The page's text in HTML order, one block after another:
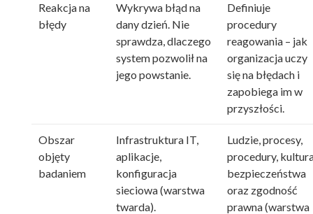
Reakcja na
błędy
Wykrywa błąd na
dany dzień. Nie
sprawdza, dlaczego
system pozwolił na
jego powstanie.
Definiuje
procedury
reagowania – jak
organizacja uczy
się na błędach i
zapobiega im w
przyszłości.
Obszar
objęty
badaniem
Infrastruktura IT,
aplikacje,
konfiguracja
sieciowa (warstwa
twarda).
Ludzie, procesy,
procedury,
bezpieczeństwa
oraz zgodność
prawna (warstwa